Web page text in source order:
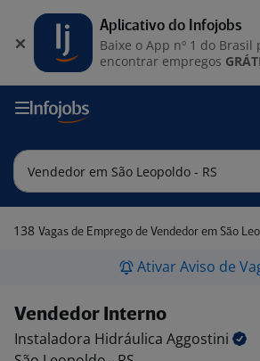
138 Vagas de Emprego de Vendedor em São
Ativar Aviso de
Vendedor Interno
Instaladora Hidráulica Aggostini
Aplicativo do Infojobs
Baixe o App nº 1 do Brasil
encontrar empregos